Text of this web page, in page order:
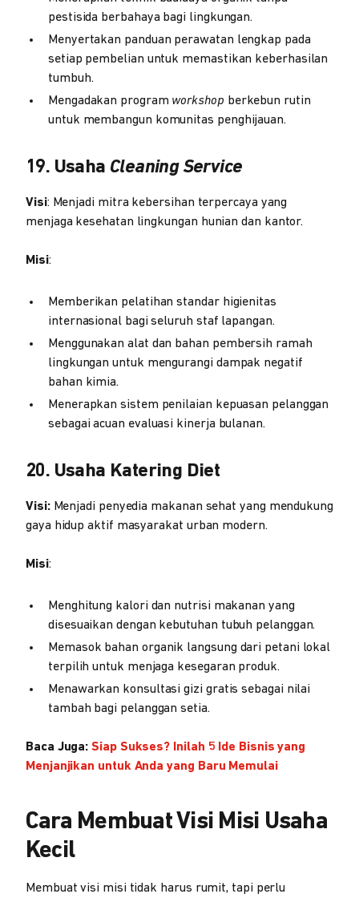
pestisida berbahaya bagi lingkungan.
Menyertakan panduan perawatan lengkap pada
setiap pembelian untuk memastikan keberhasilan
tumbuh.
Mengadakan program workshop berkebun rutin
untuk membangun komunitas penghijauan.
19. Usaha Cleaning Service
Visi: Menjadi mitra kebersihan terpercaya yang
menjaga kesehatan lingkungan hunian dan kantor.
Misi:
Memberikan pelatihan standar higienitas
internasional bagi seluruh staf lapangan.
Menggunakan alat dan bahan pembersih ramah
lingkungan untuk mengurangi dampak negatif
bahan kimia.
Menerapkan sistem penilaian kepuasan pelanggan
sebagai acuan evaluasi kinerja bulanan.
20. Usaha Katering Diet
Visi:Menjadi penyedia makanan sehat yang mendukung
gaya hidup aktif masyarakat urban modern.
Misi:
Menghitung kalori dan nutrisi makanan yang
disesuaikan dengan kebutuhan tubuh pelanggan.
Memasok bahan organik langsung dari petani lokal
terpilih untuk menjaga kesegaran produk.
Menawarkan konsultasi gizi gratis sebagai nilai
tambah bagi pelanggan setia.
Baca Juga: Siap Sukses? Inilah 5 Ide Bisnis yang
Menjanjikan untuk Anda yang Baru Memulai
Cara Membuat Visi Misi Usaha
Kecil
Membuat visi misi tidak harus rumit, tapi perlu